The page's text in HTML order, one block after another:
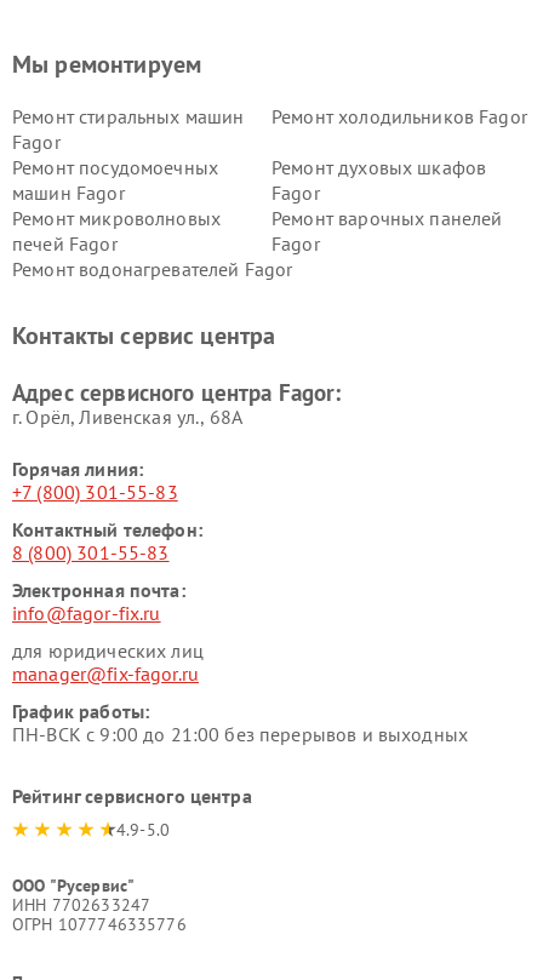
Мы ремонтируем
Ремонт стиральных машин
Fagor
Ремонт холодильников Fagor
Ремонт посудомоечных
машин Fagor
Ремонт духовых шкафов
Fagor
Ремонт микроволновых
печей Fagor
Ремонт варочных панелей
Fagor
Ремонт водонагревателей Fagor
Контакты сервис центра
Адрес сервисного центра Fagor:
г. Орёл, Ливенская ул., 68А
Горячая линия:
+7 (800) 301-55-83
Контактный телефон:
8 (800) 301-55-83
Электронная почта:
info@fagor-fix.ru
для юридических лиц
manager@fix-fagor.ru
График работы:
ПН-ВСК с 9:00 до 21:00 без перерывов и выходных
Рейтинг сервисного центра
4.9-5.0
ООО "Русервис"
ИНН 7702633247
ОГРН 1077746335776